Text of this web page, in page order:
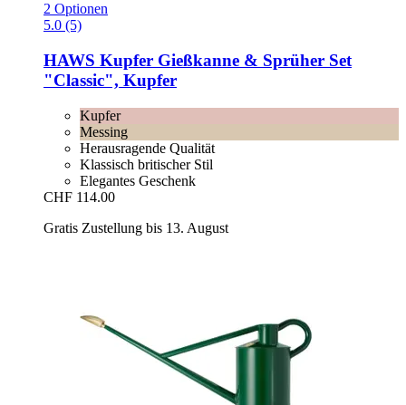
2 Optionen
5.0 (5)
HAWS Kupfer Gießkanne & Sprüher Set
"Classic", Kupfer
Kupfer
Messing
Herausragende Qualität
Klassisch britischer Stil
Elegantes Geschenk
CHF 114.00
Gratis Zustellung bis 13. August